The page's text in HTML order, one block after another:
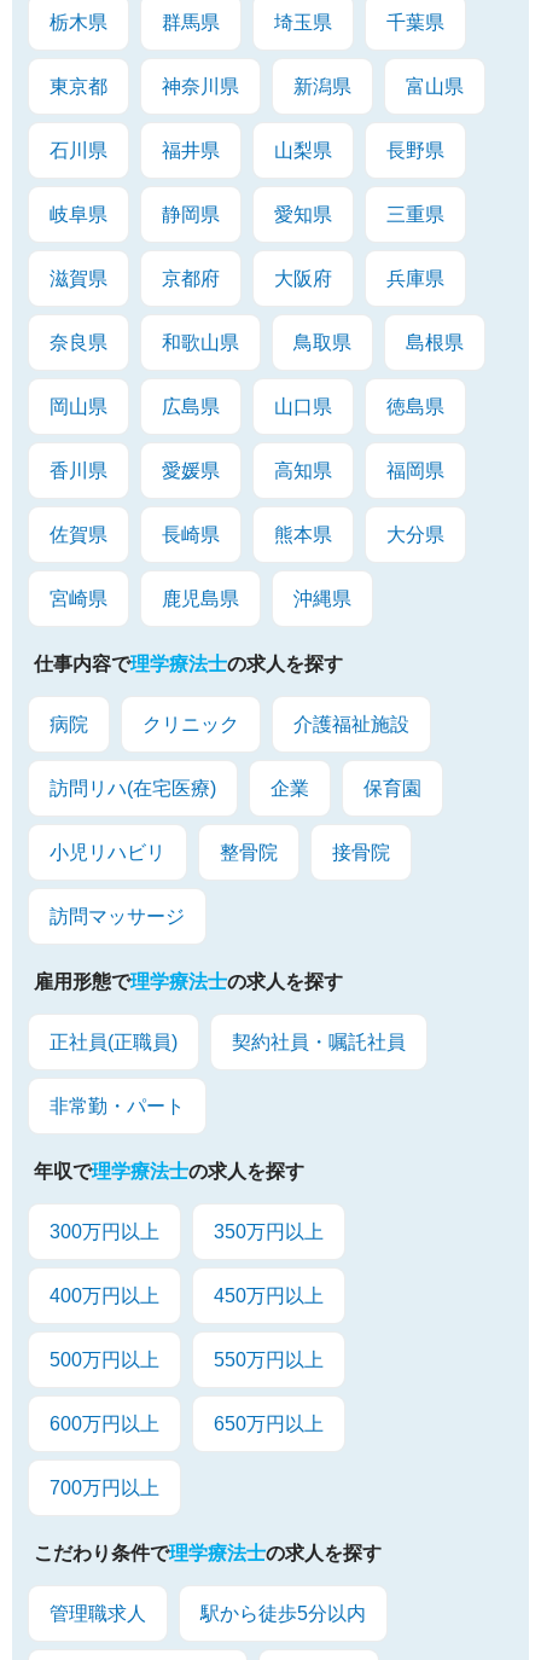
栃木県 群馬県 埼玉県 千葉県
東京都 神奈川県 新潟県 富山県
石川県 福井県 山梨県 長野県
岐阜県 静岡県 愛知県 三重県
滋賀県 京都府 大阪府 兵庫県
奈良県 和歌山県 鳥取県 島根県
岡山県 広島県 山口県 徳島県
香川県 愛媛県 高知県 福岡県
佐賀県 長崎県 熊本県 大分県
宮崎県 鹿児島県 沖縄県
仕事内容で理学療法士の求人を探す
病院 クリニック 介護福祉施設
訪問リハ(在宅医療) 企業 保育園
小児リハビリ 整骨院 接骨院
訪問マッサージ
雇用形態で理学療法士の求人を探す
正社員(正職員) 契約社員・嘱託社員
非常勤・パート
年収で理学療法士の求人を探す
300万円以上 350万円以上
400万円以上 450万円以上
500万円以上 550万円以上
600万円以上 650万円以上
700万円以上
こだわり条件で理学療法士の求人を探す
管理職求人 駅から徒歩5分以内